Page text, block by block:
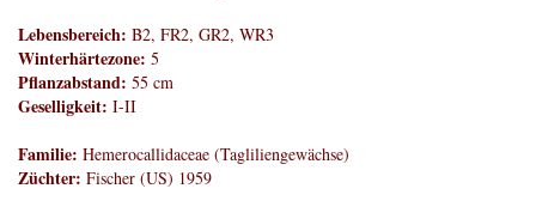
Lebensbereich: B2, FR2, GR2, WR3
Winterhärtezone: 5
Pflanzabstand: 55 cm
Geselligkeit: I-II
Familie: Hemerocallidaceae (Tagliliengewächse)
Züchter: Fischer (US) 1959